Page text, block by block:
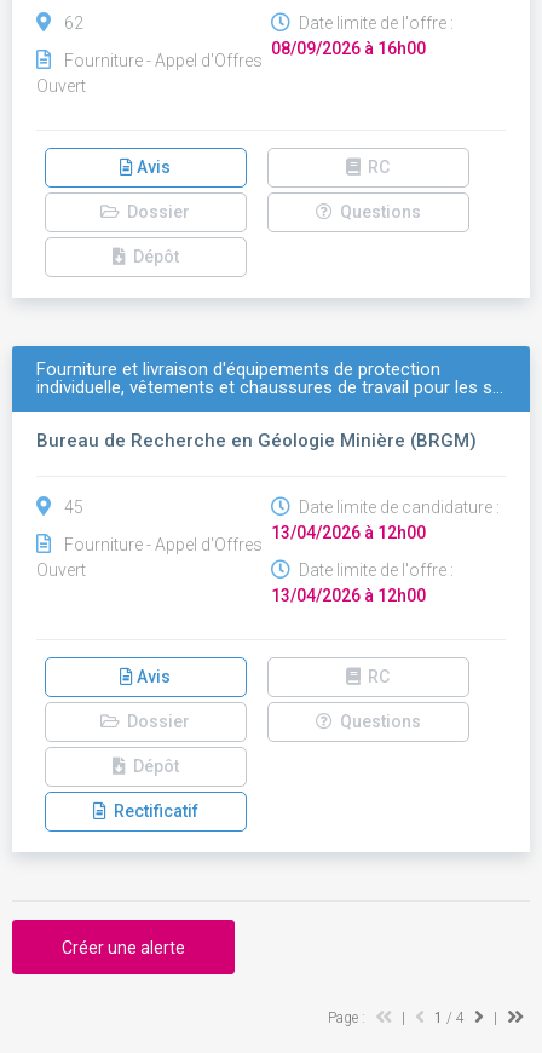
62
Fourniture - Appel d'Offres
Ouvert
Date limite de l'offre :
08/09/2026 à 16h00
Avis RC
Dossier Questions
Dépôt
Fourniture et livraison d'équipements de protection
individuelle, vêtements et chaussures de travail pour les s…
Bureau de Recherche en Géologie Minière (BRGM)
45
Fourniture - Appel d'Offres
Ouvert
Date limite de candidature :
13/04/2026 à 12h00
Date limite de l'offre :
13/04/2026 à 12h00
Avis RC
Dossier Questions
Dépôt
Rectificatif
Créer une alerte
Page : 1 / 4